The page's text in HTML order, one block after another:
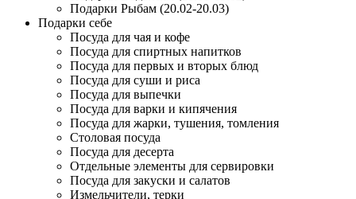
Подарки Рыбам (20.02-20.03)
Подарки себе
Посуда для чая и кофе
Посуда для спиртных напитков
Посуда для первых и вторых блюд
Посуда для суши и риса
Посуда для выпечки
Посуда для варки и кипячения
Посуда для жарки, тушения, томления
Столовая посуда
Посуда для десерта
Отдельные элементы для сервировки
Посуда для закуски и салатов
Измельчители, терки